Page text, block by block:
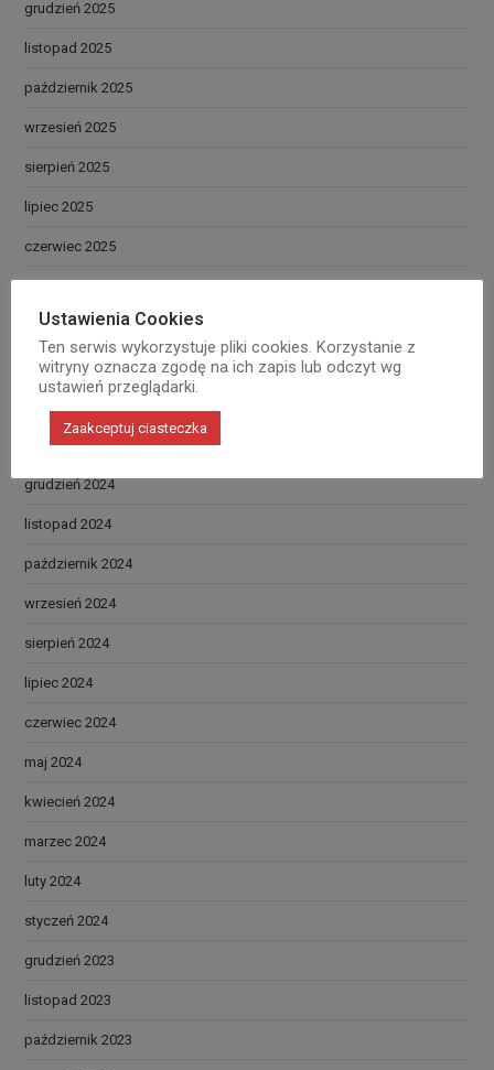
grudzień 2025
listopad 2025
październik 2025
wrzesień 2025
sierpień 2025
lipiec 2025
czerwiec 2025
kwiecień 2025
marzec 2025
styczeń 2025
grudzień 2024
listopad 2024
październik 2024
wrzesień 2024
sierpień 2024
lipiec 2024
czerwiec 2024
maj 2024
kwiecień 2024
marzec 2024
luty 2024
styczeń 2024
grudzień 2023
listopad 2023
październik 2023
Ustawienia Cookies
Ten serwis wykorzystuje pliki cookies. Korzystanie z
witryny oznacza zgodę na ich zapis lub odczyt wg
ustawień przeglądarki.
Zaakceptuj ciasteczka